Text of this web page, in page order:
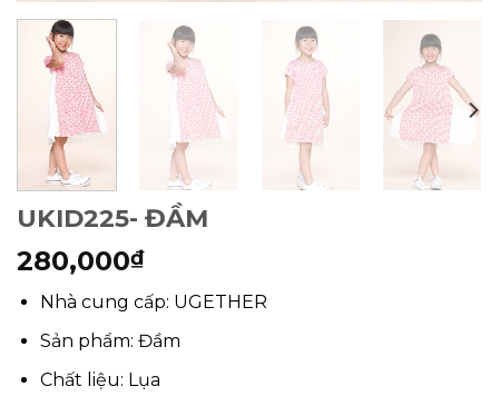
UKID225- ĐẦM
280,000₫
Nhà cung cấp: UGETHER
Sản phẩm: Đầm
Chất liệu: Lụa